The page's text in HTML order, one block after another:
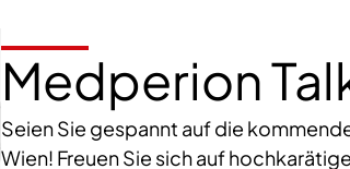
Medperion
Seien Sie gespannt auf die
Wien! Freuen Sie sich auf